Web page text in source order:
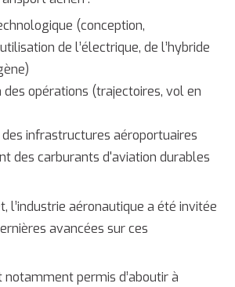
(conception,
de l’électrique, de l’hybride
des opérations (trajectoires, vol en
infrastructures aéroportuaires
des carburants d'aviation durables
l’industrie aéronautique a été invitée
avancées sur ces
notamment permis d’aboutir à